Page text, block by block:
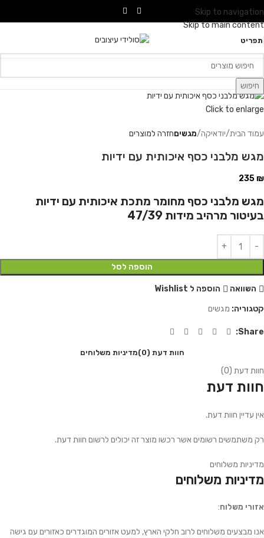
Skip to navigation
Skip to main content
תפריט
חיפוש
Click to enlarge
עמוד הבית יודאיקה מגשיםחזרה למוצרים
מגש מלבני כסף איכותית עם ידיות
235₪
מגש מלבני כסף מחומר מתכת איכותית עם ידיות
בעיטור מרהיב מידות 47/39
הוספה לסל
השוואה
הוספה ל Wishlist
קטגוריה: מגשים
Share:
חוות דעת (0) מדיניות משלוחים
חוות דעת (0)
חוות דעת
אין עדיין חוות דעת.
רק משתמשים רשומים אשר רכשו מוצר זה יכולים לרשום חוות דעת.
מדיניות משלוחים
מדיניות משלוחים
אזורי משלוח:
אנו מבצעים משלוחים לרוב חלקי הארץ, למעט אזורים המוגדרים כאזורים עם גישה